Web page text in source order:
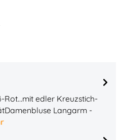
edler Kreuzstich-
Langarm -